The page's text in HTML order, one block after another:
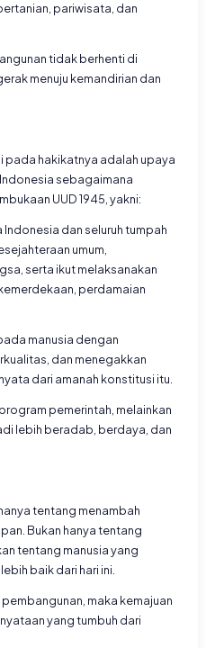
pariwisata, dan
tidak berhenti di
menuju kemandirian dan
pada hakikatnya adalah upaya
sebagaimana
UUD 1945, yakni:
dan seluruh tumpah
umum,
serta ikut melaksanakan
perdamaian
manusia dengan
dan menegakkan
dari amanah konstitusi itu.
pemerintah, melainkan
lebih beradab, berdaya, dan
tentang menambah
Bukan hanya tentang
tentang manusia yang
baik dari hari ini.
maka kemajuan
yang tumbuh dari